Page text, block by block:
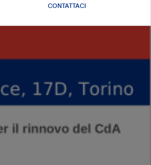
CONTATTACI